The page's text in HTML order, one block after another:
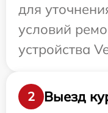
для
условий
устройства
2
Выезд